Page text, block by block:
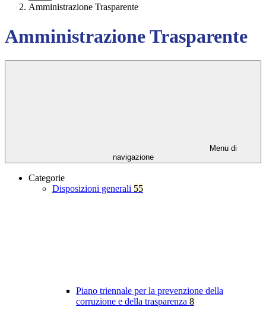
Amministrazione Trasparente
Amministrazione Trasparente
Menu di
navigazione
Categorie
Disposizioni generali 55
Piano triennale per la prevenzione della
corruzione e della trasparenza 8